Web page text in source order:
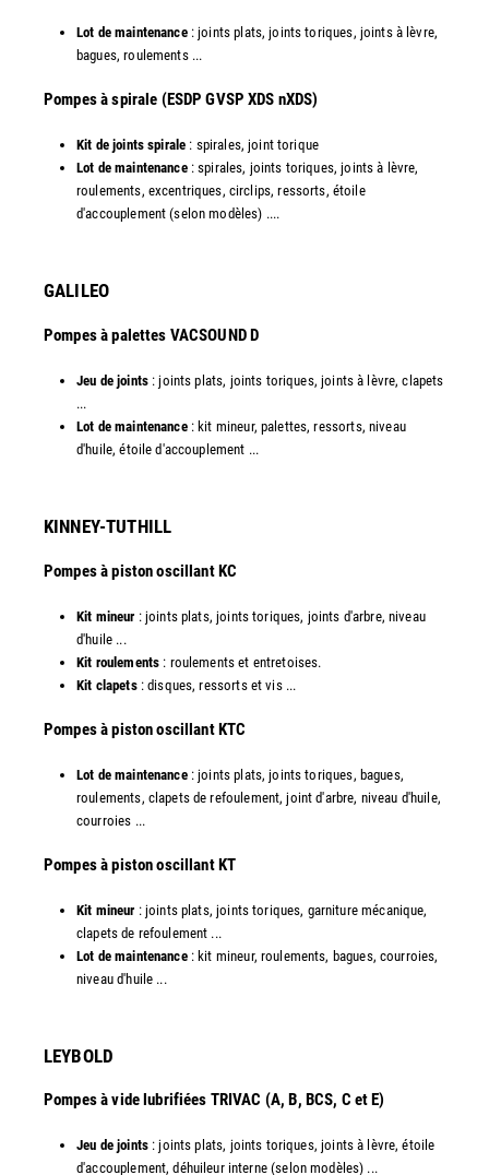
Lot de maintenance : joints plats, joints toriques, joints à lèvre,
bagues, roulements ...
​Pompes à spirale (ESDP GVSP XDS nXDS)
Kit de joints spirale : spirales, joint torique
Lot de maintenance: spirales, joints toriques, joints à lèvre,
roulements, excentriques, circlips, ressorts, étoile
d'accouplement (selon modèles) ....​
GALILEO
Pompes à palettes VACSOUND D
Jeu de joints : joints plats, joints toriques, joints à lèvre, clapets
...
Lot de maintenance: kit mineur, palettes, ressorts, niveau
d'huile, étoile d'accouplement ...​​
KINNEY-TUTHILL
Pompes à piston oscillant KC
Kit mineur : joints plats, joints toriques, joints d'arbre, niveau
d'huile ...
Kit roulements : roulements et entretoises.
Kit clapets: disques, ressorts et vis ...
​Pompes à piston oscillant KTC
Lot de maintenance : joints plats, joints toriques, bagues,
roulements, clapets de refoulement, joint d'arbre, niveau d'huile,
courroies ...
​Pompes à piston oscillant KT
Kit mineur : joints plats, joints toriques, garniture mécanique,
clapets de refoulement ...
Lot de maintenance: kit mineur, roulements, bagues, courroies,
niveau d'huile ...​
LEYBOLD
Pompes à vide lubrifiées TRIVAC (A, B, BCS, C et E)
Jeu de joints: joints plats, joints toriques, joints à lèvre, étoile
d'accouplement, déhuileur interne (selon modèles) ...